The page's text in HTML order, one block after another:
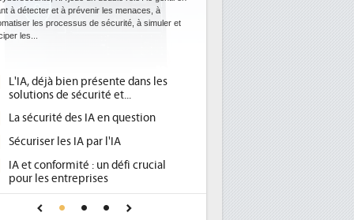
Des datacenters plus durables et plus efficaces, c'est
ce que recherchent les pouvoirs publics européens
avec la mise en oeuvre de la nouvelle Directive sur
Qu'est-ce que la DEE (directive
d'efficacité énergétique) ?
DEE, une pression administrative
place pour répondre à...
Phocea DC dans les cordes pour la
DEE